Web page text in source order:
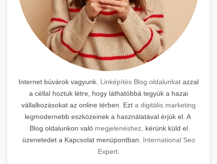
Internet búvárok vagyunk. Linképítés Blog oldalunkat azzal
a céllal hoztuk létre, hogy láthatóbbá tegyük a hazai
vállalkozásokat az online térben. Ezt a digitális marketing
legmodernebb eszközeinek a használatával érjük el. A
Blog oldalunkon való megjelenéshez,
kérünk küld el
üzenetedet a Kapcsolat menüpontban. International Seo
Expert.